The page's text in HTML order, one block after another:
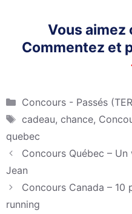
Vous aimez
Commentez et
Catégories
Concours - Passés
Étiquettes
cadeau, chance,
quebec
Concours Québec – Un
Jean
Concours Canada – 10
running